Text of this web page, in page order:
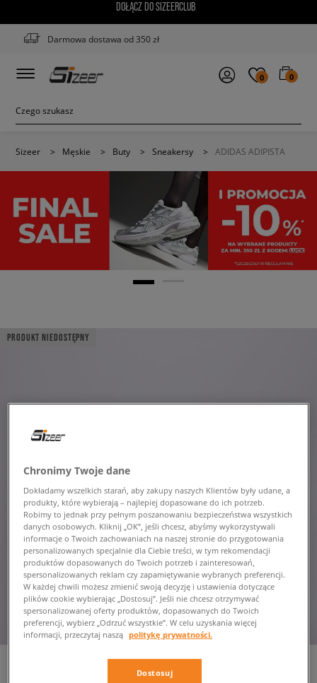
DOŁĄCZ DO SIZEERCLUB
Darmowa dostawa od 350 zł
0 0
Sizeer > Męskie > Buty > Sneakersy > ADIDAS ADIPISTA
PRODUKT NIEDOSTĘPNY
Chronimy Twoje dane
Dokładamy wszelkich starań, aby zakupy naszych Klientów były udane, a
produkty, które wybierają – najlepiej dopasowane do ich potrzeb.
Robimy to jednak przy pełnym poszanowaniu bezpieczeństwa wszystkich
danych osobowych. Kliknij „OK”, jeśli chcesz, abyśmy wykorzystywali
informacje o Twoich zachowaniach na naszej stronie do przygotowania
personalizowanych specjalnie dla Ciebie treści, w tym rekomendacji
produktów dopasowanych do Twoich potrzeb i zainteresowań,
spersonalizowanych reklam czy zapamiętywanie wybranych preferencji.
W każdej chwili możesz zmienić swoją decyzję i ustawienia dotyczące
plików cookie wybierając „Dostosuj”. Jeśli nie chcesz otrzymywać
spersonalizowanej oferty produktów, dopasowanych do Twoich
preferencji, wybierz „Odrzuć wszystkie”. W celu uzyskania więcej
informacji, przeczytaj naszą politykę prywatności.
Dostosuj